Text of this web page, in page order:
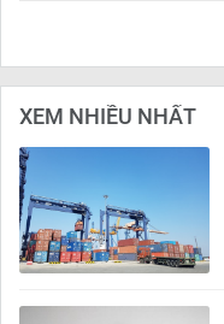
XEM NHIỀU NHẤT